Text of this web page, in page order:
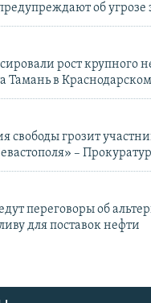
об угрозе
рост крупного
Тамань в
свободы грозит
–
переговоры об
для поставок нефти